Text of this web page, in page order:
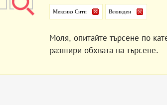
Мексико Сити Великден
Моля, опитайте търсене по
разшири обхвата на търсене.